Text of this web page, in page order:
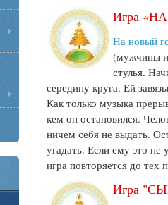
Игра
На новый
(мужчины
стулья.
середину круга. Ей
Как только музыка
кем он остановился.
ничем себя не выдать.
угадать. Если ему это не
игра повторяется до
Игра